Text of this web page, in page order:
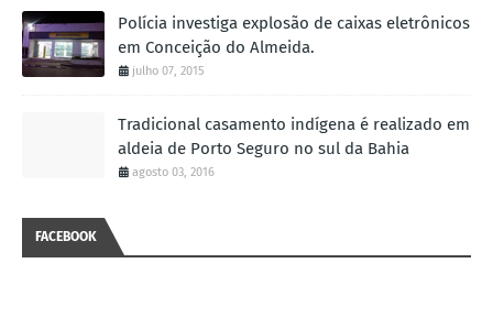
Polícia investiga explosão de caixas eletrônicos
em Conceição do Almeida.
julho 07, 2015
Tradicional casamento indígena é realizado em
aldeia de Porto Seguro no sul da Bahia
agosto 03, 2016
FACEBOOK